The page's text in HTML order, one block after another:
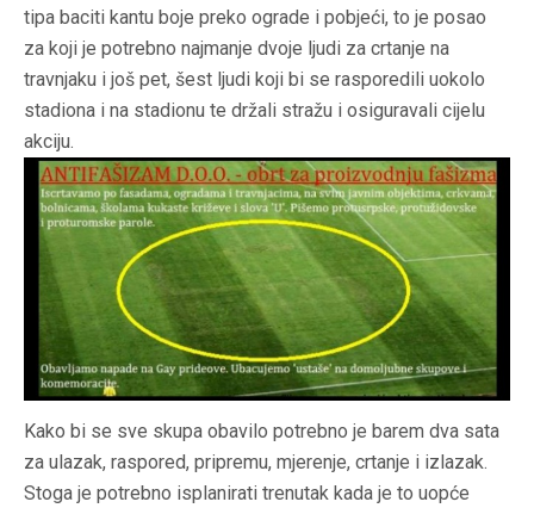
tipa baciti kantu boje preko ograde i pobjeći, to je posao
za koji je potrebno najmanje dvoje ljudi za crtanje na
travnjaku i još pet, šest ljudi koji bi se rasporedili uokolo
stadiona i na stadionu te držali stražu i osiguravali cijelu
akciju.
Kako bi se sve skupa obavilo potrebno je barem dva sata
za ulazak, raspored, pripremu, mjerenje, crtanje i izlazak.
Stoga je potrebno isplanirati trenutak kada je to uopće